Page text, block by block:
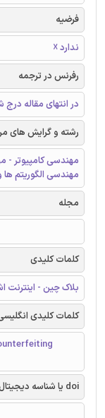
فرضیه
ندارد ☓
رفرنس در ترجمه
در انتهای مقاله
رشته و گرایش های
مهندسی کامپیوتر
مهندسی الگوریتم
مجله
کلمات کلیدی
بلاک چین - اینترنت
کلمات کلیدی
doi یا شناسه دیجیتال